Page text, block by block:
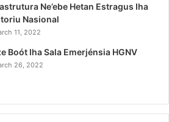
Ne’ebe Hetan Estragus Iha
Nasional
11, 2022
Boót Iha Sala Emerjénsia HGNV
26, 2022